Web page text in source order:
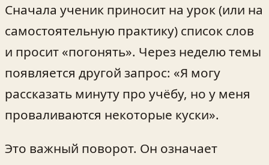
Сначала ученик приносит на урок (или на
самостоятельную практику) список слов
и просит «погонять». Через неделю темы
появляется другой запрос: «Я могу
рассказать минуту про учёбу, но у меня
проваливаются некоторые куски».
Это важный поворот. Он означает